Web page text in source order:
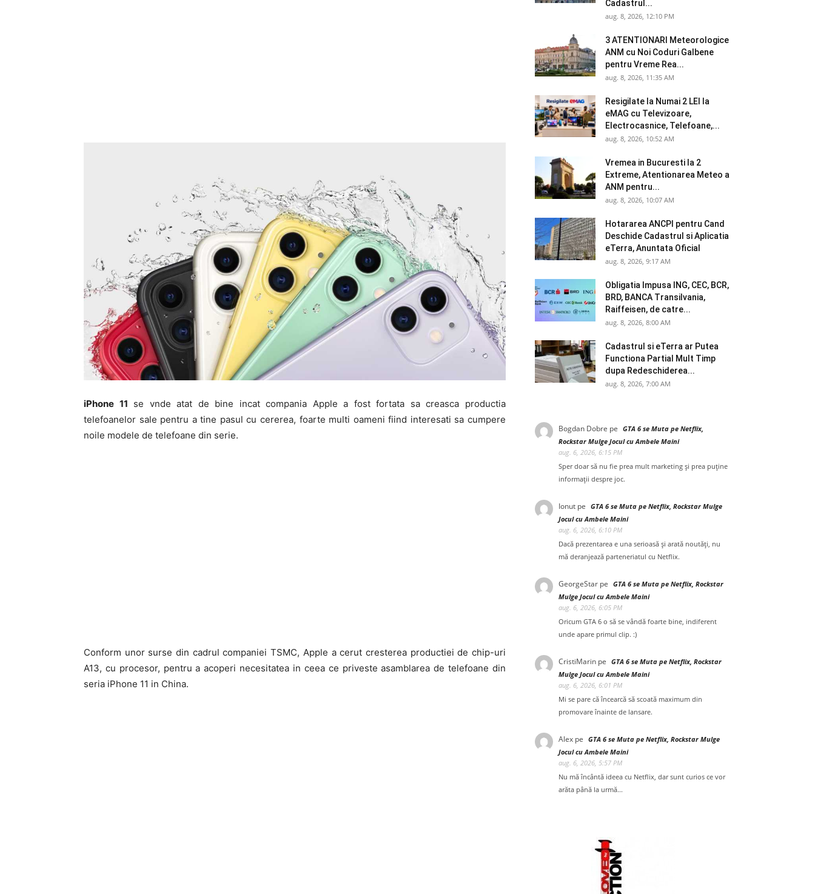
iPhone 11 se vnde atat de bine incat compania Apple a fost fortata sa creasca productia
telefoanelor sale pentru a tine pasul cu cererea, foarte multi oameni fiind interesati sa cumpere
noile modele de telefoane din serie.
Conform unor surse din cadrul companiei TSMC, Apple a cerut cresterea productiei de chip-uri
A13, cu procesor, pentru a acoperi necesitatea in ceea ce priveste asamblarea de telefoane din
seria iPhone 11 in China.
Cadastrul...
aug. 8, 2026, 12:10 PM
3 ATENTIONARI Meteorologice
ANM cu Noi Coduri Galbene
pentru Vreme Rea...
aug. 8, 2026, 11:35 AM
Resigilate la Numai 2 LEI la
eMAG cu Televizoare,
Electrocasnice, Telefoane,...
aug. 8, 2026, 10:52 AM
Vremea in Bucuresti la 2
Extreme, Atentionarea Meteo a
ANM pentru...
aug. 8, 2026, 10:07 AM
Hotararea ANCPI pentru Cand
Deschide Cadastrul si Aplicatia
eTerra, Anuntata Oficial
aug. 8, 2026, 9:17 AM
Obligatia Impusa ING, CEC, BCR,
BRD, BANCA Transilvania,
Raiffeisen, de catre...
aug. 8, 2026, 8:00 AM
Cadastrul si eTerra ar Putea
Functiona Partial Mult Timp
dupa Redeschiderea...
aug. 8, 2026, 7:00 AM
Bogdan Dobre pe GTA 6 se Muta pe Netflix,
Rockstar Mulge Jocul cu Ambele Maini
aug. 6, 2026, 6:15 PM
Sper doar să nu fie prea mult marketing și prea puține
informații despre joc.
Ionut pe GTA 6 se Muta pe Netflix, Rockstar Mulge
Jocul cu Ambele Maini
aug. 6, 2026, 6:10 PM
Dacă prezentarea e una serioasă și arată noutăți, nu
mă deranjează parteneriatul cu Netflix.
GeorgeStar pe GTA 6 se Muta pe Netflix, Rockstar
Mulge Jocul cu Ambele Maini
aug. 6, 2026, 6:05 PM
Oricum GTA 6 o să se vândă foarte bine, indiferent
unde apare primul clip. :)
CristiMarin pe GTA 6 se Muta pe Netflix, Rockstar
Mulge Jocul cu Ambele Maini
aug. 6, 2026, 6:01 PM
Mi se pare că încearcă să scoată maximum din
promovare înainte de lansare.
Alex pe GTA 6 se Muta pe Netflix, Rockstar Mulge
Jocul cu Ambele Maini
aug. 6, 2026, 5:57 PM
Nu mă încântă ideea cu Netflix, dar sunt curios ce vor
arăta până la urmă...